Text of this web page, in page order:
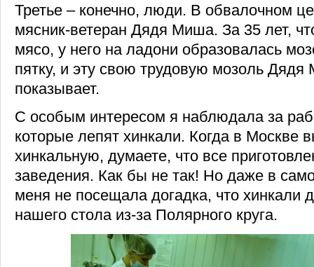
Третье – конечно, люди. В обвалочном
мясник-ветеран Дядя Миша. За 35 лет,
мясо, у него на ладони образовалась
пятку, и эту свою трудовую мозоль
показывает.
С особым интересом я наблюдала за
которые лепят хинкали. Когда в Москве
хинкальную, думаете, что все
заведения. Как бы не так! Но даже в
меня не посещала догадка, что хинкали
нашего стола из-за Полярного круга.